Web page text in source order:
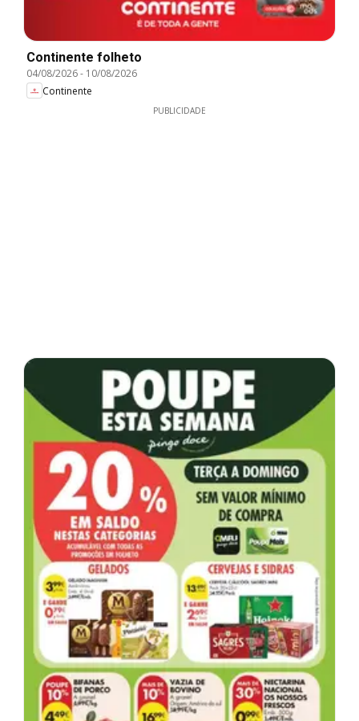
Continente folheto
04/08/2026- 10/08/2026
Continente
PUBLICIDADE